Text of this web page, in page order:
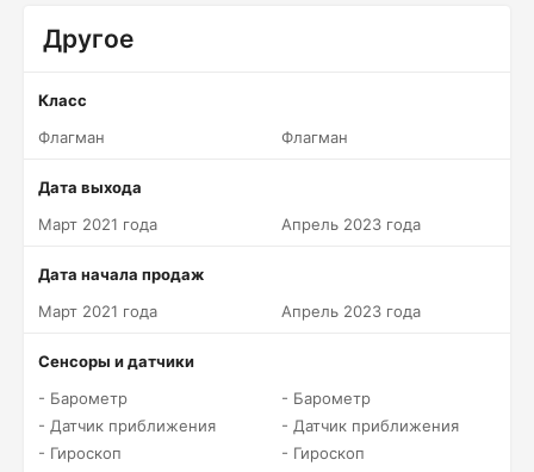
Другое
Класс
Флагман
Флагман
Дата выхода
Март 2021 года
Апрель 2023 года
Дата начала продаж
Март 2021 года
Апрель 2023 года
Сенсоры и датчики
- Барометр
- Датчик приближения
- Гироскоп
- Барометр
- Датчик приближения
- Гироскоп